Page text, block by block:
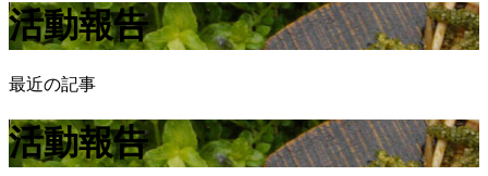
活動報告
最近の記事
活動報告